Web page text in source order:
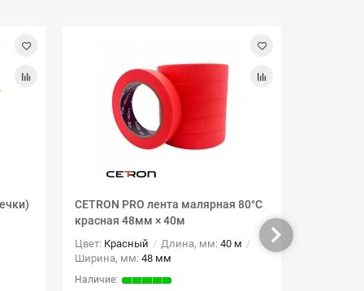
CETRON PRO лента малярная 80°С
красная 48мм × 40м
Цвет: Красный Длина, мм: 40 м
Ширина, мм: 48 мм